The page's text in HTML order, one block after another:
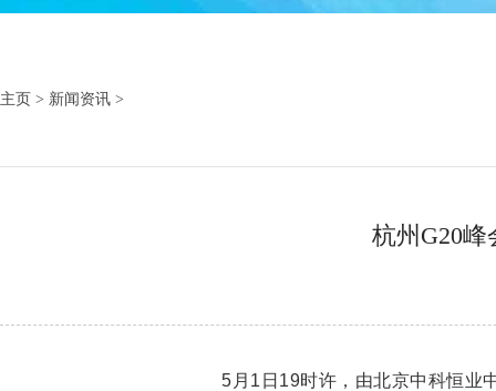
主页 > 新闻资讯 >
杭州G20
5月1日19时许，由北京中科恒业